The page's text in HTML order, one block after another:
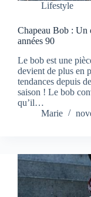
Lifestyle
Chapeau Bob : Un
années 90
Le bob est une
devient de plus en
tendances depuis
saison ! Le bob
qu’il…
Marie